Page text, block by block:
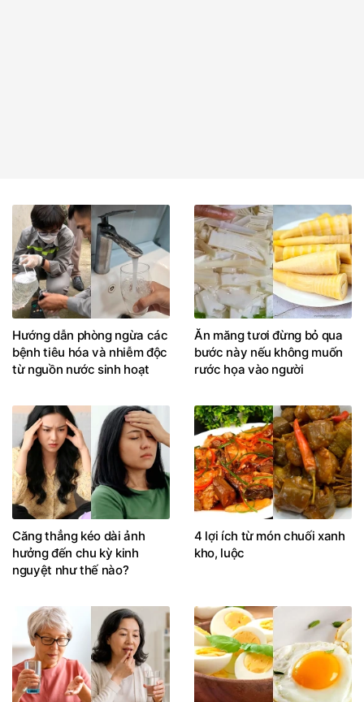
Hướng dẫn phòng ngừa các
bệnh tiêu hóa và nhiễm độc
từ nguồn nước sinh hoạt
Ăn măng tươi đừng bỏ qua
bước này nếu không muốn
rước họa vào người
Căng thẳng kéo dài ảnh
hưởng đến chu kỳ kinh
nguyệt như thế nào?
4 lợi ích từ món chuối xanh
kho, luộc